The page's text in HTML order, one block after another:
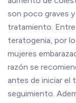
son poco graves
tratamiento.
teratogenia, por
mujeres
razón se
antes de iniciar el
seguimiento.